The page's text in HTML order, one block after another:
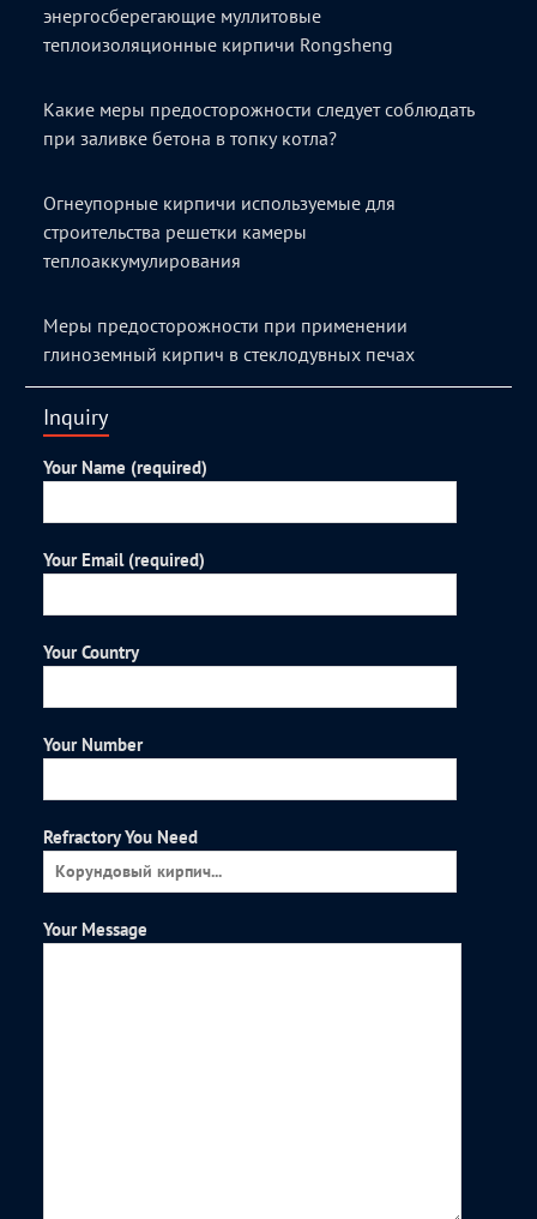
энергосберегающие муллитовые
теплоизоляционные кирпичи Rongsheng
Какие меры предосторожности следует соблюдать
при заливке бетона в топку котла?
Огнеупорные кирпичи используемые для
строительства решетки камеры
теплоаккумулирования
Меры предосторожности при применении
глиноземный кирпич в стеклодувных печах
Inquiry
Your Name (required)
Your Email (required)
Your Country
Your Number
Refractory You Need
Your Message